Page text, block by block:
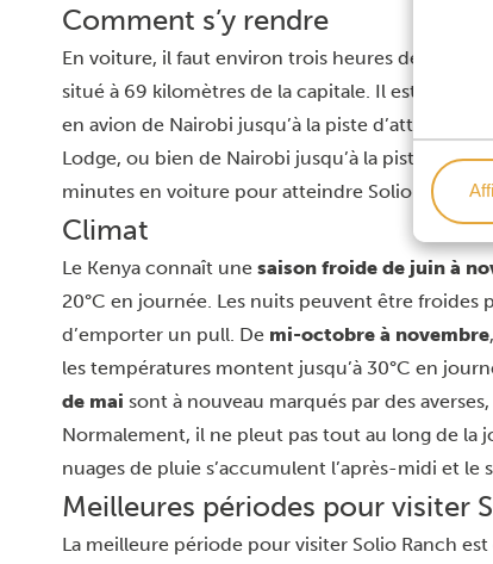
Comment s’y rendre
En voiture, il faut environ trois heures depuis
situé à 69 kilomètres de la capitale. Il est
en avion de Nairobi jusqu’à la piste
Lodge, ou bien de Nairobi jusqu’à la piste
minutes en voiture pour atteindre Solio Lodge.
Climat
Le Kenya connaît une saison froide de juin à
20°C en journée. Les nuits peuvent être
d’emporter un pull. De mi-octobre à novembre
les températures montent jusqu’à 30°C en
de mai sont à nouveau marqués par des
Normalement, il ne pleut pas tout au long de la
nuages de pluie s’accumulent l’après-midi et le
Meilleures périodes pour visiter
La meilleure période pour visiter Solio Ranch est